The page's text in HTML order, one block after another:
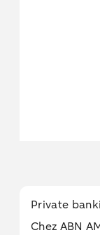
Private
Chez ABN